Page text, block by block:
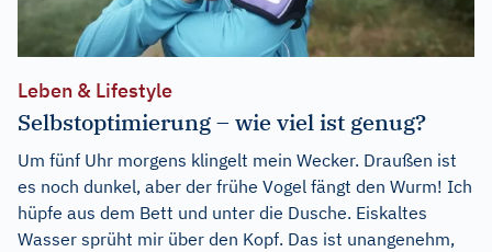
Leben & Lifestyle
Selbstoptimierung – wie viel ist genug?
Um fünf Uhr morgens klingelt mein Wecker. Draußen ist
es noch dunkel, aber der frühe Vogel fängt den Wurm! Ich
hüpfe aus dem Bett und unter die Dusche. Eiskaltes
Wasser sprüht mir über den Kopf. Das ist unangenehm,